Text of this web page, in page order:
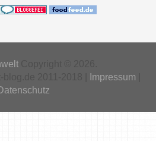
Copyright © 2026.
Impressum